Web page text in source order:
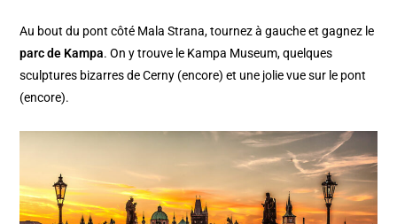
Au bout du pont côté Mala Strana, tournez à gauche et gagnez le
parc de Kampa. On y trouve le Kampa Museum, quelques
sculptures bizarres de Cerny (encore) et une jolie vue sur le pont
(encore).